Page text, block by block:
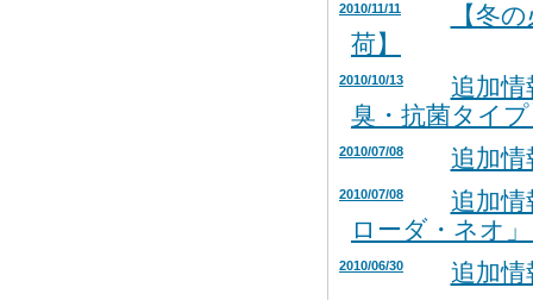
2010/11/11
【冬
荷】
2010/10/13
追加
臭・抗菌タイ
2010/07/08 追加
2010/07/08
追加
ローダ・ネオ
2010/06/30 追加